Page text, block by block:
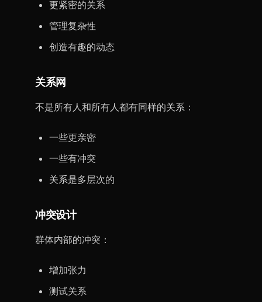
更紧密的关系
管理复杂性
创造有趣的动态
关系网
不是所有人和所有人都有同样的关系：
一些更亲密
一些有冲突
关系是多层次的
冲突设计
群体内部的冲突：
增加张力
测试关系